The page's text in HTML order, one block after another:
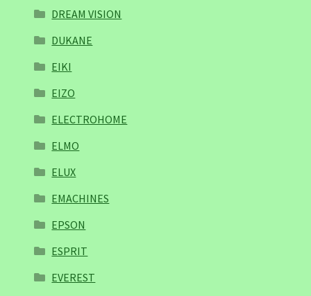
DREAM VISION
DUKANE
EIKI
EIZO
ELECTROHOME
ELMO
ELUX
EMACHINES
EPSON
ESPRIT
EVEREST